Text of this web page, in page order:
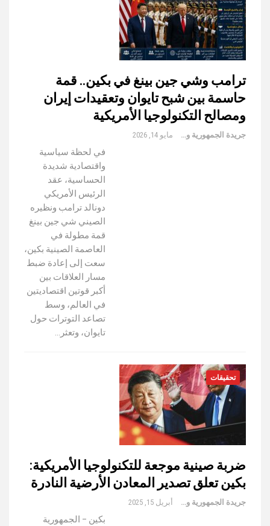
ترامب وشي جين بينغ في بكين.. قمة
حاسمة بين شبح تايوان وتعقيدات إيران
ومصالح التكنولوجيا الأمريكية
جريدة الجمهورية والعالم مايو 14, 2026
في لحظة سياسية
واقتصادية شديدة
الحساسية، عقد
الرئيس الأمريكي
دونالد ترامب ونظيره
الصيني شي جين بينغ
قمة مطولة في
العاصمة الصينية بكين،
سعت إلى إعادة ضبط
مسار العلاقات بين
أكبر قوتين اقتصاديتين
في العالم، وسط
تصاعد التوترات حول
تايوان، وتعثر…
تحقيقات
ضربة صينية موجعة للتكنولوجيا الأمريكية:
بكين تعلق تصدير المعادن الأرضية النادرة
جريدة الجمهورية والعالم أبريل 15, 2025
بكين – الجمهورية